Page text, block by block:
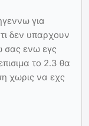
για
δεν υπαρχουν
σας ενω εγς
το 2.3 θα
χωρις να εχς